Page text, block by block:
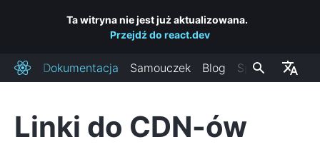
Ta witryna nie jest już aktualizowana.
Przejdź do react.dev
ReactDokumentacja Samouczek Blog Społeczność
Linki do CDN-ów
INSTALACJA